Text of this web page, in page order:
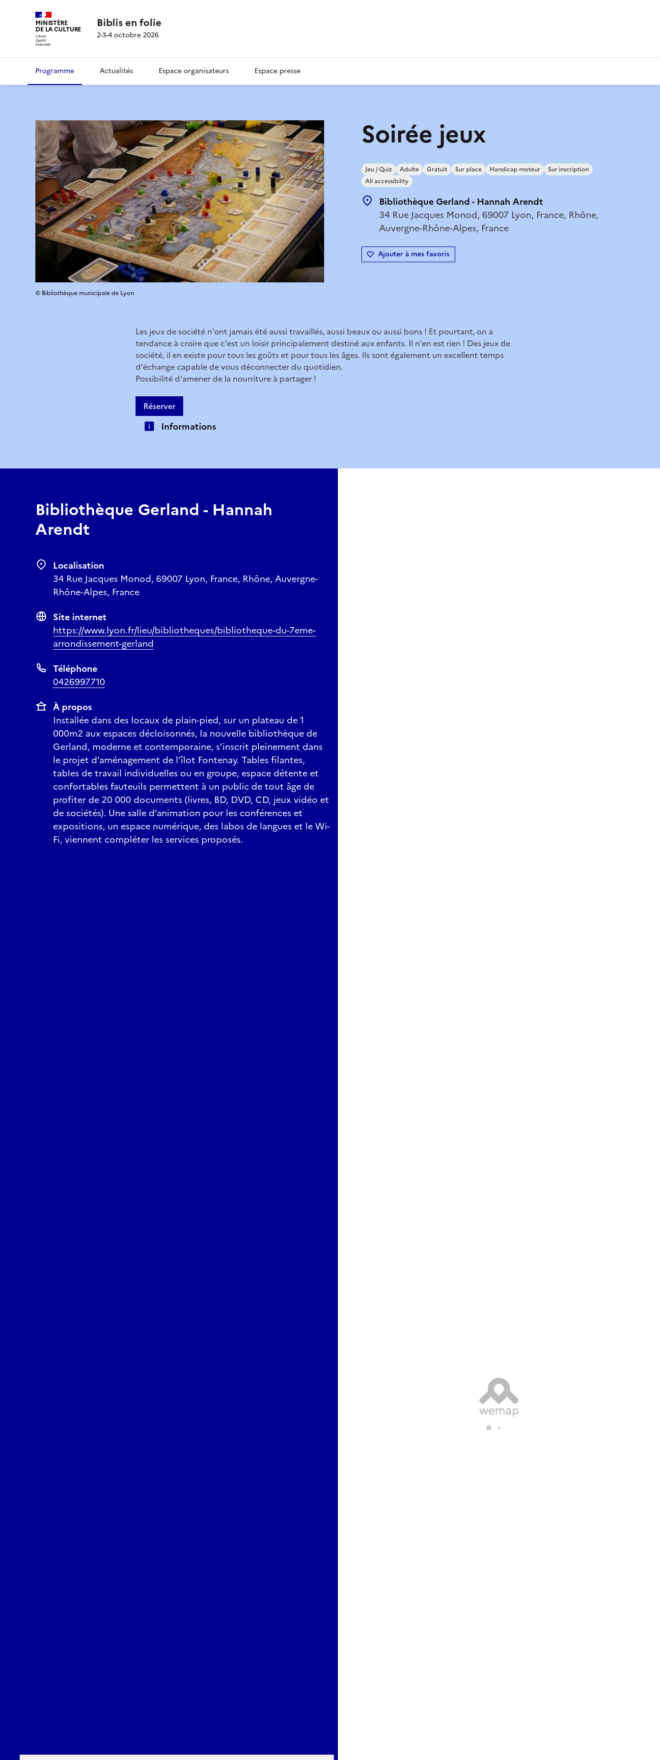
MINISTÈRE
DE LA CULTURE Biblis en folie
2-3-4 octobre 2026
Programme Actualités Espace organisateurs Espace presse
Soirée jeux
Jeu / Quiz Adulte Gratuit Sur place Handicap moteur
Sur inscription
All accessibility
Bibliothèque Gerland - Hannah Arendt
34 Rue Jacques Monod, 69007 Lyon, France, Rhône,
Auvergne-Rhône-Alpes, France
Ajouter à mes favoris
© Bibliothèque municipale de Lyon
Les jeux de société n'ont jamais été aussi travaillés, aussi beaux ou aussi bons ! Et pourtant, on a
tendance à croire que c'est un loisir principalement destiné aux enfants. Il n'en est rien ! Des jeux de
société, il en existe pour tous les goûts et pour tous les âges. Ils sont également un excellent temps
d'échange capable de vous déconnecter du quotidien.
Possibilité d'amener de la nourriture à partager !
Réserver
Informations
Bibliothèque Gerland - Hannah
Arendt
Localisation
34 Rue Jacques Monod, 69007 Lyon, France, Rhône, Auvergne-
Rhône-Alpes, France
Site internet
https://www.lyon.fr/lieu/bibliotheques/bibliotheque-du-7eme-
arrondissement-gerland
Téléphone
0426997710
À propos
Installée dans des locaux de plain-pied, sur un plateau de 1
000m2 aux espaces décloisonnés, la nouvelle bibliothèque de
Gerland, moderne et contemporaine, s’inscrit pleinement dans
le projet d’aménagement de l’îlot Fontenay. Tables filantes,
tables de travail individuelles ou en groupe, espace détente et
confortables fauteuils permettent à un public de tout âge de
profiter de 20 000 documents (livres, BD, DVD, CD, jeux vidéo et
de sociétés). Une salle d’animation pour les conférences et
expositions, un espace numérique, des labos de langues et le Wi-
Fi, viennent compléter les services proposés.